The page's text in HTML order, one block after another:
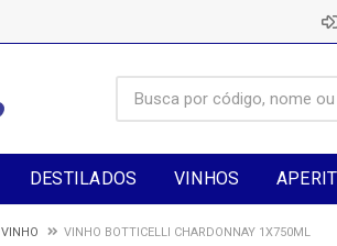
DESTILADOS VINHOS
VINHO VINHO BOTTICELLI CHARDONNAY 1X750ML